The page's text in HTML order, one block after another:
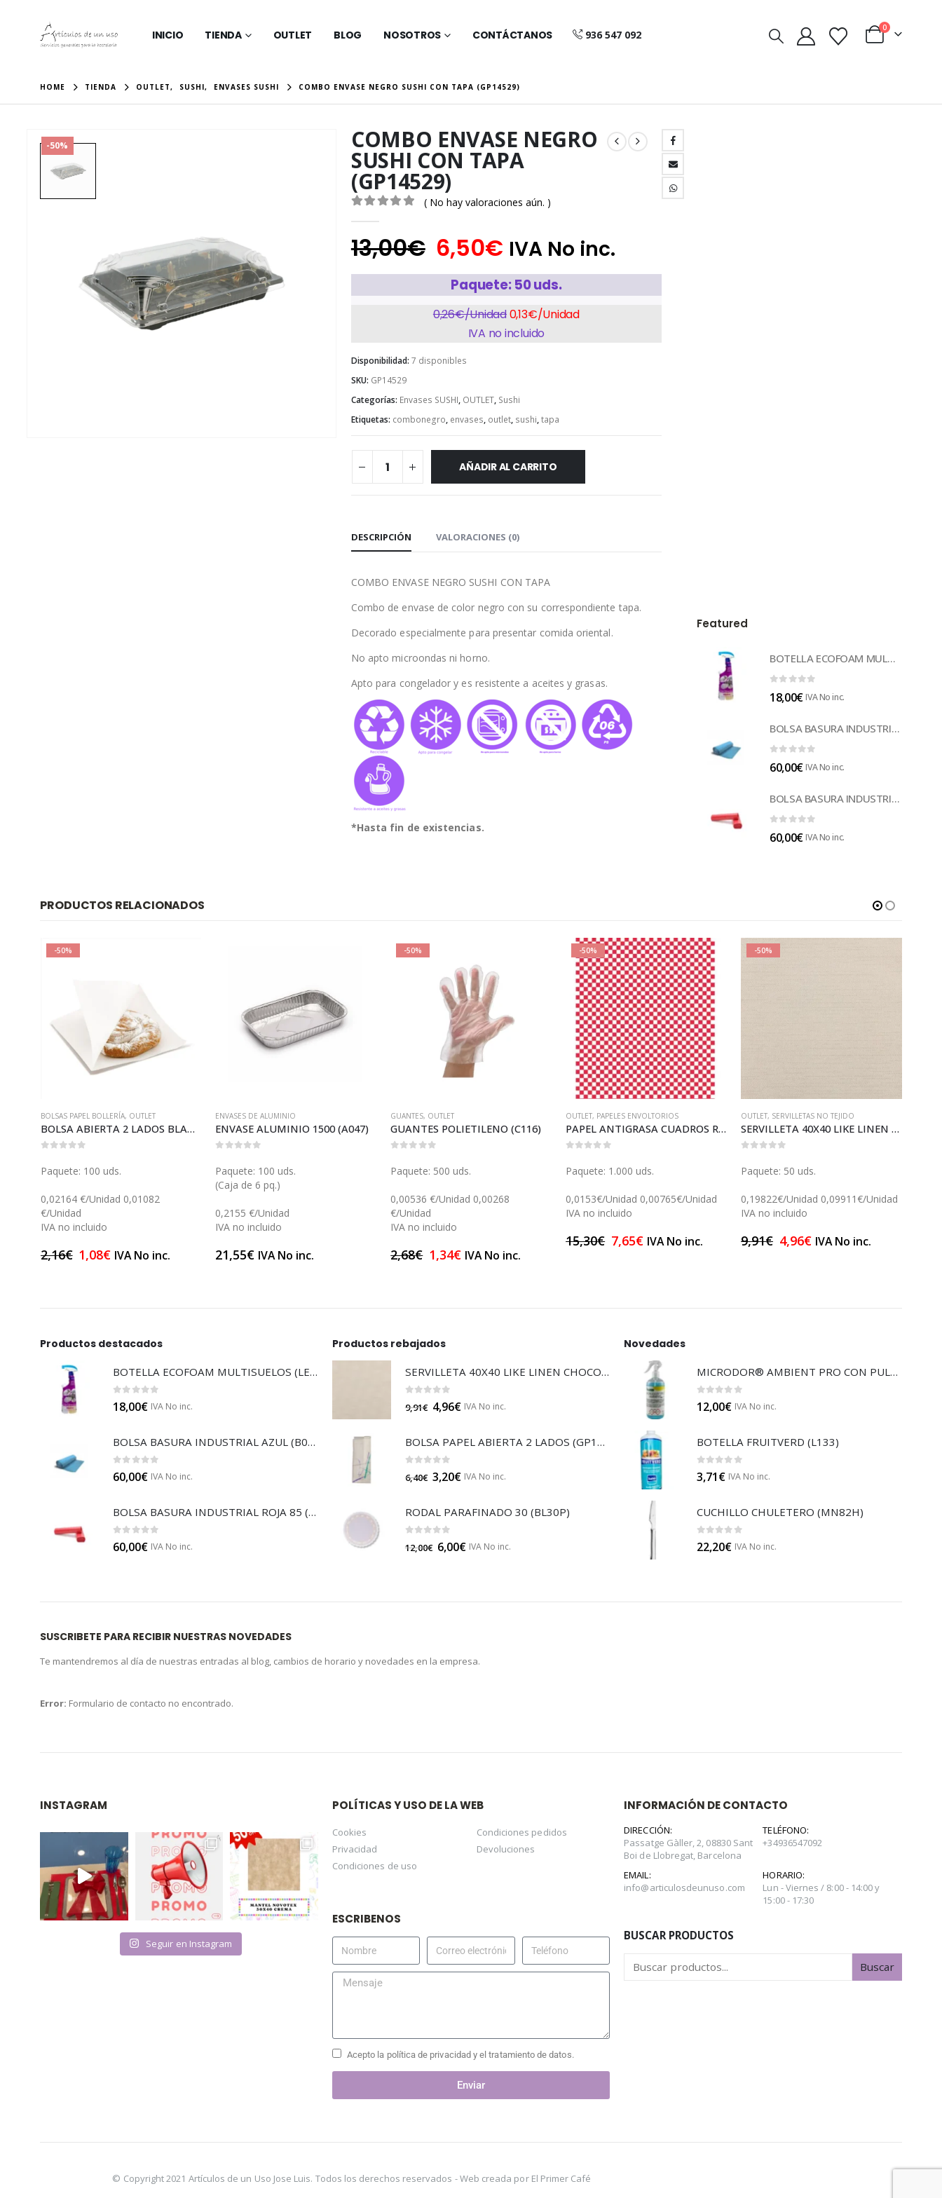
INICIO TIENDA OUTLET BLOG NOSOTROS CONTÁCTANOS 936 547 092
0
HOME TIENDA OUTLET, SUSHI, ENVASES SUSHI COMBO ENVASE NEGRO SUSHI CON TAPA (GP14529)
-50% COMBO ENVASE NEGRO
SUSHI CON TAPA
(GP14529)
( No hay valoraciones aún. )
13,00€ 6,50€ IVA No inc.
Paquete: 50 uds.
0,26€/Unidad0,13€/Unidad
IVA no incluido
Disponibilidad: 7 disponibles
SKU: GP14529
Categorías: Envases SUSHI, OUTLET, Sushi
Etiquetas: combonegro, envases, outlet, sushi,tapa
AÑADIR AL CARRITO
DESCRIPCIÓN VALORACIONES (0)
COMBO ENVASE NEGRO SUSHI CON TAPA
Combo de envase de color negro con su correspondiente tapa.
Decorado especialmente para presentar comida oriental.
No apto microondas ni horno.
Apto para congelador y es resistente a aceites y grasas.
*Hasta fin de existencias.
Featured
BOTELLA ECOFOAM MULTISUELOS (LECOF12)
18,00€ IVA No inc.
BOLSA BASURA INDUSTRIAL AZUL (B014A)
60,00€ IVA No inc.
BOLSA BASURA INDUSTRIAL ROJA 85 (B014)
60,00€ IVA No inc.
PRODUCTOS RELACIONADOS
,OUTLET
-50%
BOLSAS PAPEL BOLLERÍA, OUTLET
BOLSA ABIERTA 2 LADOS BLANCO 11 (GP25511)
Paquete: 100 uds.
0,02164 €/Unidad 0,01082
€/Unidad
IVA no incluido
2,16€ 1,08€ IVA No inc.
ENVASES DE ALUMINIO
ENVASE ALUMINIO 1500 (A047)
Paquete: 100 uds.
(Caja de 6 pq.)
0,2155 €/Unidad
IVA no incluido
21,55€ IVA No inc.
-50%
GUANTES, OUTLET
GUANTES POLIETILENO (C116)
Paquete: 500 uds.
0,00536 €/Unidad 0,00268
€/Unidad
IVA no incluido
2,68€ 1,34€ IVA No inc.
-50%
OUTLET, PAPELES ENVOLTORIOS
PAPEL ANTIGRASA CUADROS ROJOS 20 (GP23324)
Paquete: 1.000 uds.
0,0153€/Unidad 0,00765€/Unidad
IVA no incluido
15,30€ 7,65€ IVA No inc.
-50%
OUTLET, SERVILLETAS NO TEJIDO
SERVILLETA 40X40 LIKE LINEN CHOCOLATE (SGP17927)
Paquete: 50 uds.
0,19822€/Unidad 0,09911€/Unidad
IVA no incluido
9,91€ 4,96€ IVA No inc.
Productos destacados
BOTELLA ECOFOAM MULTISUELOS (LECOF12)
0 out of 5
18,00€ IVA No inc.
BOLSA BASURA INDUSTRIAL AZUL (B014A)
0out of 5
60,00€ IVA No inc.
BOLSA BASURA INDUSTRIAL ROJA 85 (B014)
0out of 5
60,00€ IVA No inc.
Productos rebajados
SERVILLETA 40X40 LIKE LINEN CHOCOLATE (SGP17927)
out of 5
9,91€ 4,96€ IVA No inc.
BOLSA PAPEL ABIERTA 2 LADOS (GP14714)
out of 5
6,40€ 3,20€ IVA No inc.
RODAL PARAFINADO 30 (BL30P)
out of 5
12,00€ 6,00€ IVA No inc.
Novedades
MICRODOR® AMBIENT PRO CON PULVERIZADOR (LB08)
0 out of 5
12,00€ IVA No inc.
BOTELLA FRUITVERD (L133)
0 out of 5
3,71€ IVA No inc.
CUCHILLO CHULETERO (MN82H)
0 out of 5
22,20€ IVA No inc.
SUSCRIBETE PARA RECIBIR NUESTRAS NOVEDADES
Te mantendremos al día de nuestras entradas al blog, cambios de horario y novedades en la empresa.
Error: Formulario de contacto no encontrado.
INSTAGRAM
Seguir en Instagram
POLÍTICAS Y USO DE LA WEB
Cookies
Privacidad
Condiciones de uso
Condiciones pedidos
Devoluciones
ESCRIBENOS
Acepto la política de privacidad y el tratamiento de datos.
Enviar
INFORMACIÓN DE CONTACTO
DIRECCIÓN:
Passatge Gàller, 2, 08830 Sant
Boi de Llobregat, Barcelona
TELÉFONO:
+34936547092
EMAIL:
info@articulosdeunuso.com
HORARIO:
Lun - Viernes / 8:00 - 14:00 y
15:00 - 17:30
BUSCAR PRODUCTOS
Buscar
© Copyright 2021 Artículos de un Uso Jose Luis. Todos los derechos reservados -Web creada por El Primer Café